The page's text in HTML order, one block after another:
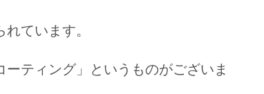
ています。
ティング」というものがございま